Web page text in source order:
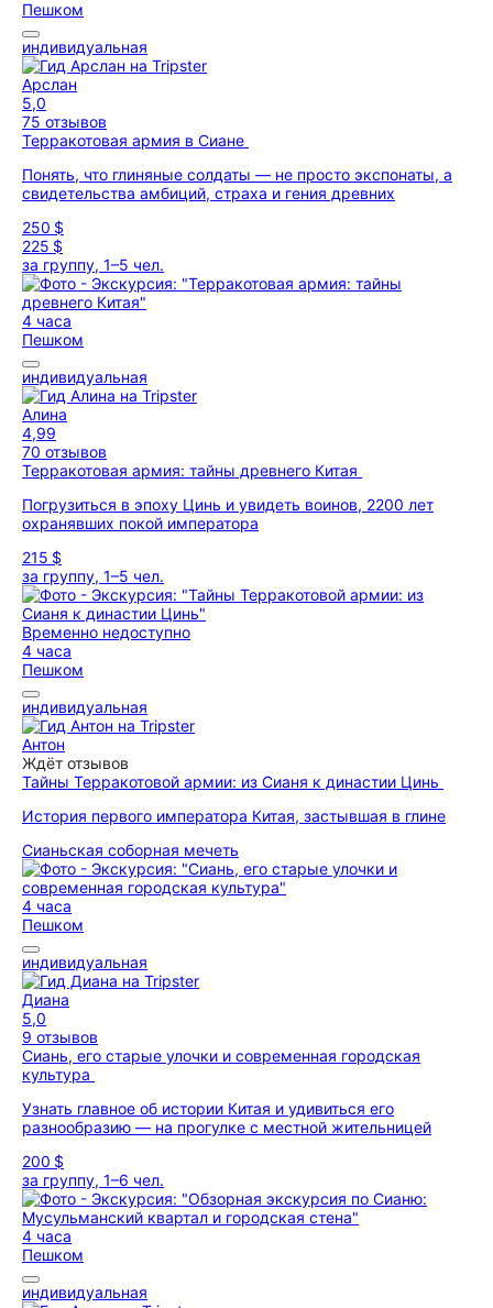
Пешком
индивидуальная
Арслан
5,0
75 отзывов
Терракотовая армия в Сиане
Понять, что глиняные солдаты — не просто экспонаты, а
свидетельства амбиций, страха и гения древних
250 $
225 $
за группу, 1–5 чел.
4 часа
Пешком
индивидуальная
Алина
4,99
70 отзывов
Терракотовая армия: тайны древнего Китая
Погрузиться в эпоху Цинь и увидеть воинов, 2200 лет
охранявших покой императора
215 $
за группу, 1–5 чел.
Временно недоступно
4 часа
Пешком
индивидуальная
Антон
Ждёт отзывов
Тайны Терракотовой армии: из Сианя к династии Цинь
История первого императора Китая, застывшая в глине
Сианьская соборная мечеть
4 часа
Пешком
индивидуальная
Диана
5,0
9 отзывов
Сиань, его старые улочки и современная городская
культура
Узнать главное об истории Китая и удивиться его
разнообразию — на прогулке с местной жительницей
200 $
за группу, 1–6 чел.
4 часа
Пешком
индивидуальная